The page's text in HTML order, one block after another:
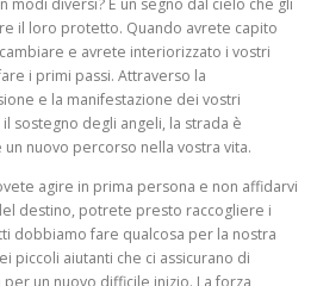
modi diversi? È un segno dal cielo che gli
il loro protetto. Quando avrete capito
e avrete interiorizzato i vostri
i primi passi. Attraverso la
e la manifestazione dei vostri
sostegno degli angeli, la strada è
nuovo percorso nella vostra vita.
agire in prima persona e non affidarvi
destino, potrete presto raccogliere i
dobbiamo fare qualcosa per la nostra
piccoli aiutanti che ci assicurano di